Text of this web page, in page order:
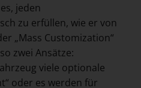
jeden
zu erfüllen, wie er von
„Mass Customization“
zwei Ansätze:
viele optionale
oder es werden für